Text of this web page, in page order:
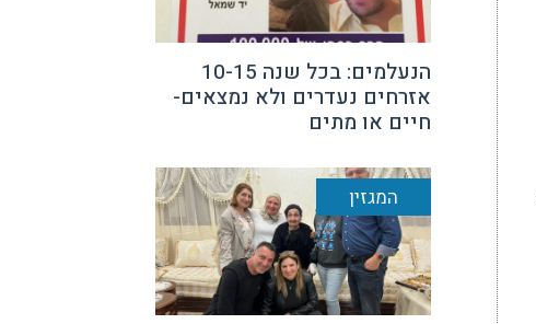
הנעלמים: בכל שנה 10-15
אזרחים נעדרים ולא נמצאים-
חיים או מתים
המגזין